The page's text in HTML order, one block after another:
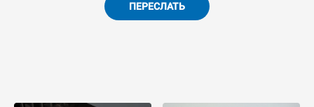
ПЕРЕСЛАТЬ